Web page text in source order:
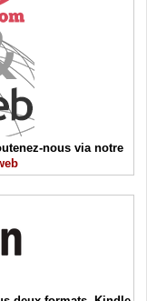
nous via notre